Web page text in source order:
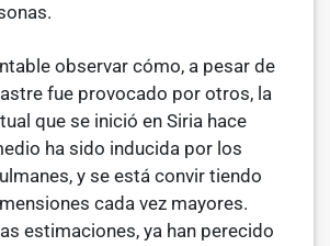
observar cómo, a pesar de
fue pro­vocado por otros, la
que se inició en Siria hace
ha sido inducida por los
y se está convir­ tiendo
cada vez mayores.
estima­ciones, ya han perecido